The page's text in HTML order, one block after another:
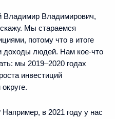
Владимир Владимирович,
Мы стараемся
потому что в итоге
доходы людей. Нам кое-что
мы 2019–2020 годах
инвестиций
Например, в 2021 году у нас